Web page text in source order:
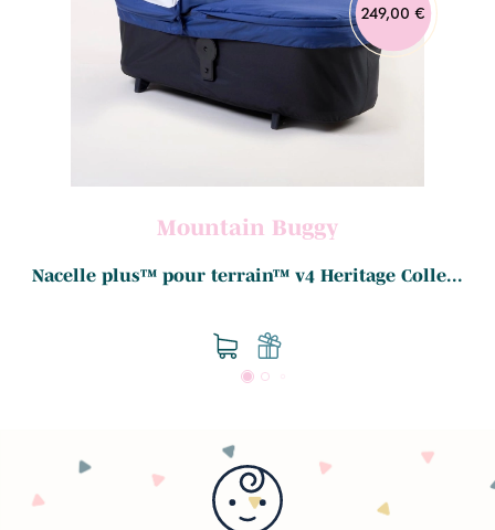
249,00 €
Mountain Buggy
Nacelle plus™ pour terrain™ v4 Heritage Colle...